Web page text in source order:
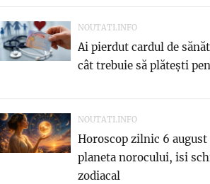
NOUTATI.INFO
Ai pierdut cardul de
cât trebuie să plătești
NOUTATI.INFO
Horoscop zilnic 6 august
planeta norocului, isi
zodiacal